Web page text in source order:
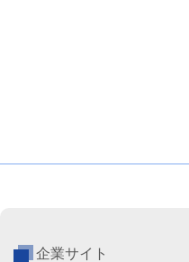
企業サイト